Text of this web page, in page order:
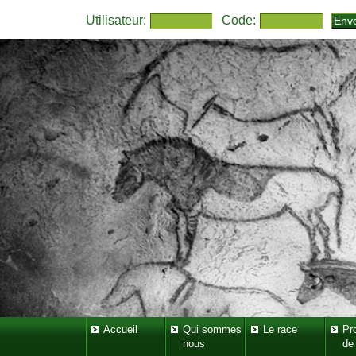
Utilisateur: Code:
Accueil
Qui sommes
nous
Le race